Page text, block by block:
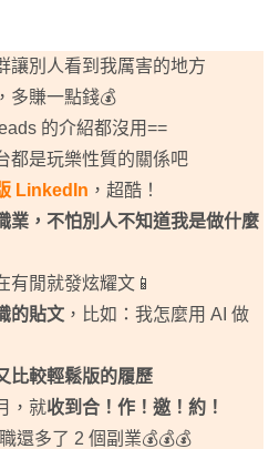
讓別人看到我厲害的地方
，多賺一點錢💰
的介紹都沒用==
都是玩樂性質的關係吧
LinkedIn ，超酷！
業，不怕別人不知道我是做什麼
有閒就發炫耀文📱
的貼文 ，比如：我怎麼用 AI 做
比較輕鬆版的履歷
，就收到合！作！邀！約！
還多了 2 個副業💰💰💰